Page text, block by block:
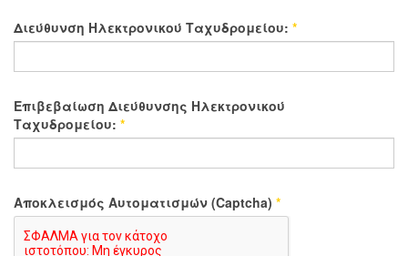
Διεύθυνση Ηλεκτρονικού Ταχυδρομείου: *
Επιβεβαίωση Διεύθυνσης Ηλεκτρονικού
Ταχυδρομείου: *
Αποκλεισμός Αυτοματισμών (Captcha) *